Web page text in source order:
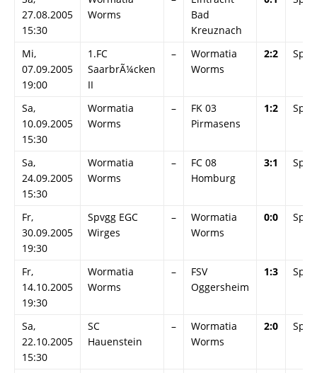
27.08.2005
15:30
Worms
Bad
Kreuznach
Mi,
07.09.2005
19:00
1.FC
SaarbrÃ¼cken
II
–
Wormatia
Worms
2:2
Sa,
10.09.2005
15:30
Wormatia
Worms
–
FK 03
Pirmasens
1:2
Sa,
24.09.2005
15:30
Wormatia
Worms
–
FC 08
Homburg
3:1
Fr,
30.09.2005
19:30
Spvgg EGC
Wirges
–
Wormatia
Worms
0:0
Fr,
14.10.2005
19:30
Wormatia
Worms
–
FSV
Oggersheim
1:3
Sa,
22.10.2005
15:30
SC
Hauenstein
–
Wormatia
Worms
2:0